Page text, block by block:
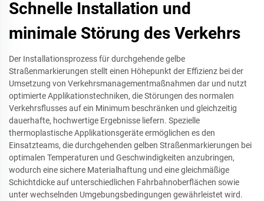
Schnelle Installation und
minimale Störung des Verkehrs
Der Installationsprozess für durchgehende gelbe
Straßenmarkierungen stellt einen Höhepunkt der Effizienz bei der
Umsetzung von Verkehrsmanagementmaßnahmen dar und nutzt
optimierte Applikationstechniken, die Störungen des normalen
Verkehrsflusses auf ein Minimum beschränken und gleichzeitig
dauerhafte, hochwertige Ergebnisse liefern. Spezielle
thermoplastische Applikationsgeräte ermöglichen es den
Einsatzteams, die durchgehenden gelben Straßenmarkierungen bei
optimalen Temperaturen und Geschwindigkeiten anzubringen,
wodurch eine sichere Materialhaftung und eine gleichmäßige
Schichtdicke auf unterschiedlichen Fahrbahnoberflächen sowie
unter wechselnden Umgebungsbedingungen gewährleistet wird.